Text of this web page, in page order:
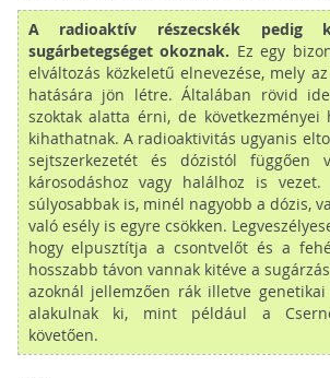
A radioaktív részecskék pedig
sugárbetegséget okoznak. Ez egy
elváltozás közkeletű elnevezése, mely
hatására jön létre. Általában rövid
szoktak alatta érni, de következményei
kihathatnak. A radioaktivitás ugyanis
sejtszerkezetét és dózistól függően
károsodáshoz vagy halálhoz is
súlyosabbak is, minél nagyobb a dózis,
való esély is egyre csökken.
hogy elpusztítja a csontvelőt és a
hosszabb távon vannak kitéve a
azoknál jellemzően rák illetve genetikai
alakulnak ki, mint például a
követően.